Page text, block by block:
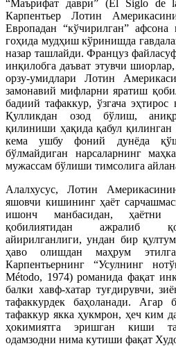
“Маърифат даври” (El Siglo de
Карпентьер Лотин
Европадан “кўчирилган” афсона
гоҳида мудҳиш кўринишда
назар ташлайди. Француз
инқилобга даъват этувчи
орзу-умидлари Лотин
замонавий мифларни яратиш
бадиий тафаккур, ўзгача
Қулликдан озод бўлиш,
қилиниши ҳақида қабул қилинган
кема ушбу фоний дунёда
бўлмайдиган нарсаларнинг
мужассам бўлиши тимсолига
Алалхусус, Лотин
яшовчи кишининг ҳаёт
ишонч манбасидан,
қобилиятидан ажралиб
айирилганлиги, ундан бир
ҳаво олишдан маҳрум
Карпентьернинг “Усулнинг
Método, 1974) романида фақат
балки хавф-хатар туғдирувчи,
тафаккурдек баҳоланади. Агар
тафаккур якка ҳукмрон, ҳеч ким
ҳокимиятга эришган киши
одамзодни нима кутиши фақат